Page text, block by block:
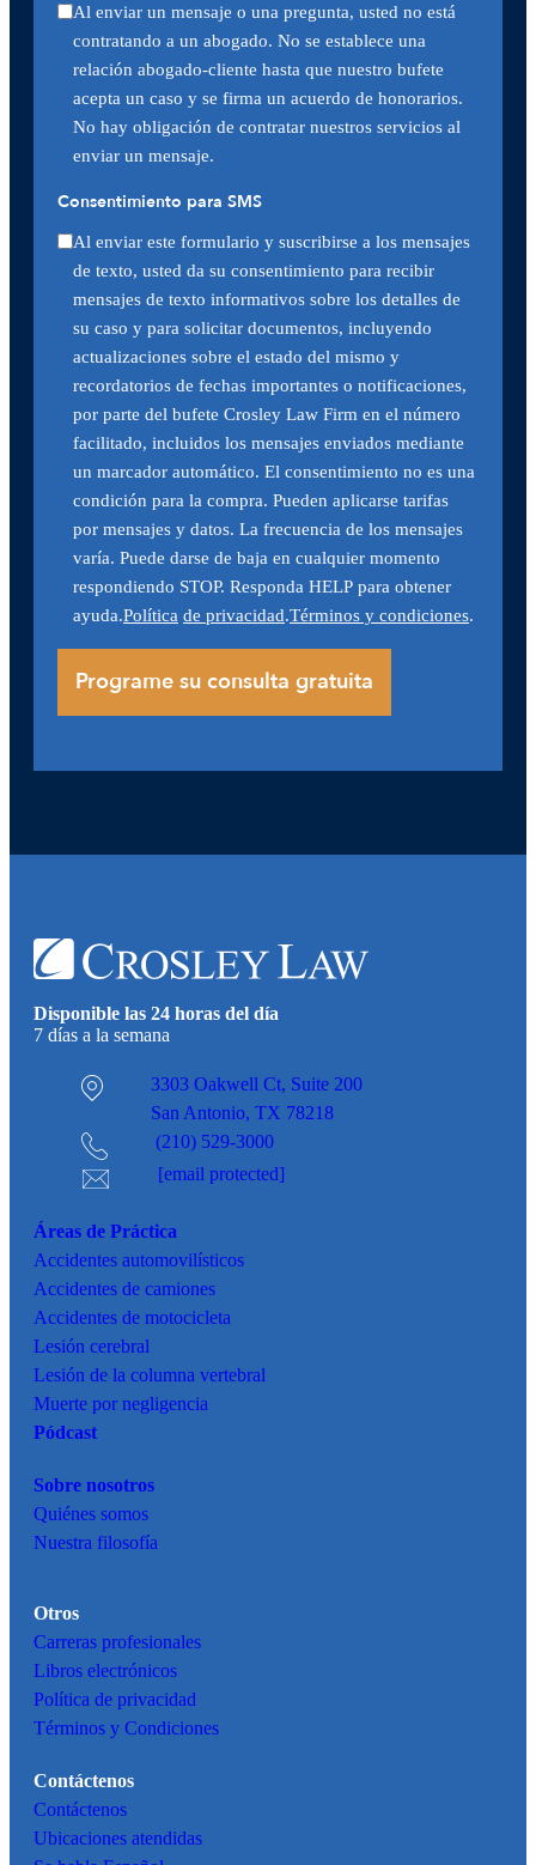
Al enviar un mensaje o una pregunta, usted no está
contratando a un abogado. No se establece una
relación abogado-cliente hasta que nuestro bufete
acepta un caso y se firma un acuerdo de honorarios.
No hay obligación de contratar nuestros servicios al
enviar un mensaje.
Consentimiento para SMS
Al enviar este formulario y suscribirse a los mensajes
de texto, usted da su consentimiento para recibir
mensajes de texto informativos sobre los detalles de
su caso y para solicitar documentos, incluyendo
actualizaciones sobre el estado del mismo y
recordatorios de fechas importantes o notificaciones,
por parte del bufete Crosley Law Firm en el número
facilitado, incluidos los mensajes enviados mediante
un marcador automático. El consentimiento no es una
condición para la compra. Pueden aplicarse tarifas
por mensajes y datos. La frecuencia de los mensajes
varía. Puede darse de baja en cualquier momento
respondiendo STOP. Responda HELP para obtener
ayuda.Política de privacidad.Términos y condiciones.
Disponible las 24 horas del día
7 días a la semana
3303 Oakwell Ct, Suite 200
San Antonio, TX 78218
(210) 529-3000
[email protected]
Áreas de Práctica
Accidentes automovilísticos
Accidentes de camiones
Accidentes de motocicleta
Lesión cerebral
Lesión de la columna vertebral
Muerte por negligencia
Pódcast
Sobre nosotros
Quiénes somos
Nuestra filosofía
Otros
Carreras profesionales
Libros electrónicos
Política de privacidad
Términos y Condiciones
Contáctenos
Contáctenos
Ubicaciones atendidas